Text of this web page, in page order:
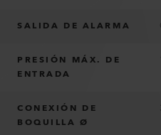
SALIDA DE ALARMA
PRESIÓN MÁX. DE
ENTRADA
CONEXIÓN DE
BOQUILLA Ø